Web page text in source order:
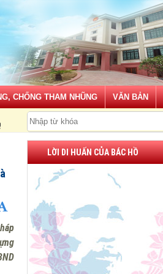
CHỐNG THAM NHŨNG VĂN BẢN
nghĩa xã hội!
LỜI DI HUẤN CỦA BÁC HỒ